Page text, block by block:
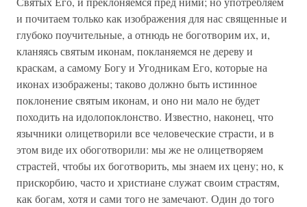
и почитаем только как изображения для нас священные и
глубоко поучительные, а отнюдь не боготворим их, и,
кланяясь святым иконам, покланяемся не дереву и
краскам, а самому Богу и Угодникам Его, которые на
иконах изображены; таково должно быть истинное
поклонение святым иконам, и оно ни мало не будет
походить на идолопоклонство. Известно, наконец, что
язычники олицетворили все человеческие страсти, и в
этом виде их обоготворили: мы же не олицетворяем
страстей, чтобы их боготворить, мы знаем их цену; но, к
прискорбию, часто и христиане служат своим страстям,
как богам, хотя и сами того не замечают. Один до того